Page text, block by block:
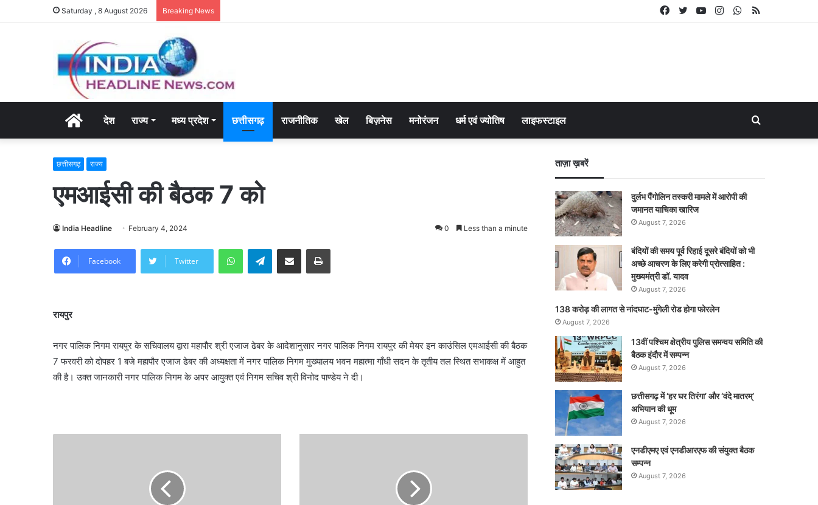
Saturday , 8 August 2026 Breaking News RSS
WhatsApp
Instagram
YouTube
Twitter
Facebook
Homeदेश राज्य मध्य प्रदेश छत्तीसगढ़ राजनीतिक खेल बिज़नेस मनोरंजन धर्म एवं ज्योतिष लाइफस्टाइल Search
छत्तीसगढ़ राज्य
एमआईसी की बैठक 7 को
India Headline February 4, 2024 0 Less than a minute
Facebook Twitter
WhatsAppTelegramShare via Email Print
रायपुर
नगर पालिक निगम रायपुर के सचिवालय द्वारा महापौर श्री एजाज ढेबर के आदेशानुसार नगर पालिक निगम रायपुर की मेयर इन काउंसिल एमआईसी की बैठक
7 फरवरी को दोपहर 1 बजे महापौर एजाज ढेबर की अध्यक्षता में नगर पालिक निगम मुख्यालय भवन महात्मा गाँधी सदन के तृतीय तल स्थित सभाकक्ष में आहुत
की है। उक्त जानकारी नगर पालिक निगम के अपर आयुक्त एवं निगम सचिव श्री विनोद पाण्डेय ने दी।
ताज़ा ख़बरें
दुर्लभ पैंगोलिन तस्करी मामले में आरोपी की
जमानत याचिका खारिज
August 7, 2026
बंदियों की समय पूर्व रिहाई दूसरे बंदियों को भी
अच्छे आचरण के लिए करेगी प्रोत्साहित :
मुख्यमंत्री डॉ. यादव
August 7, 2026
138 करोड़ की लागत से नांदघाट-मुंगेली रोड होगा फोरलेन
August 7, 2026
13वीं पश्चिम क्षेत्रीय पुलिस समन्वय समिति की
बैठक इंदौर में सम्पन्न
August 7, 2026
छत्तीसगढ़ में ‘हर घर तिरंगा’ और ‘वंदे मातरम्’
अभियान की धूम
August 7, 2026
एनडीएमए एवं एनडीआरएफ की संयुक्त बैठक
सम्पन्न
August 7, 2026